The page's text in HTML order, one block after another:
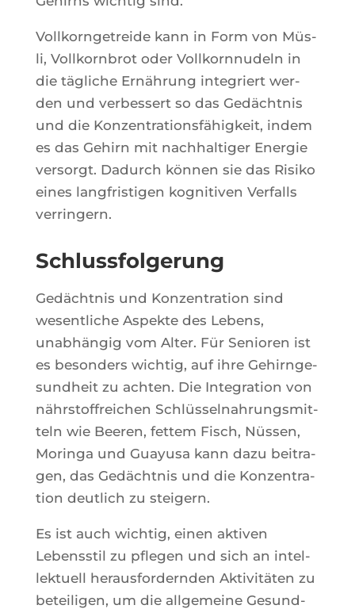
Voll­korn­ge­treide kann in Form von Müs­
li, Voll­korn­brot oder Voll­korn­nu­deln in
die tägliche Ernäh­rung inte­griert wer­
den und ver­bes­sert so das Gedächt­nis
und die Kon­zen­tra­tionsfä­hig­keit, indem
es das Gehirn mit nach­hal­ti­ger Ener­gie
ver­sorgt. Dadurch kön­nen sie das Risi­ko
eines lang­fris­ti­gen kogni­ti­ven Ver­falls
verringern.
Schlussfolgerung
Gedächt­nis und Kon­zen­tra­tion sind
wesent­liche Aspekte des Lebens,
unabhän­gig vom Alter. Für Senio­ren ist
es beson­ders wich­tig, auf ihre Gehirn­ge­
sund­heit zu ach­ten. Die Inte­gra­tion von
nährs­tof­frei­chen Schlüs­sel­nah­rung­smit­
teln wie Bee­ren, fet­tem Fisch, Nüs­sen,
Morin­ga und Guayu­sa kann dazu bei­tra­
gen, das Gedächt­nis und die Kon­zen­tra­
tion deut­lich zu steigern.
Es ist auch wich­tig, einen akti­ven
Lebenss­til zu pfle­gen und sich an intel­
lek­tuell heraus­for­dern­den Akti­vitä­ten zu
betei­li­gen, um die all­ge­meine Gesund­